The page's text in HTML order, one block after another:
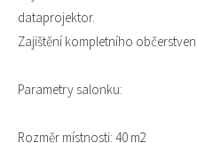
dataprojektor.
Zajištění kompletního
Parametry salonku:
Rozměr místnosti: 40 m2